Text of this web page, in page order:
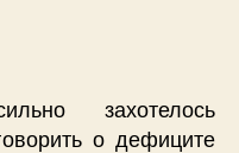
захотелось
о дефиците